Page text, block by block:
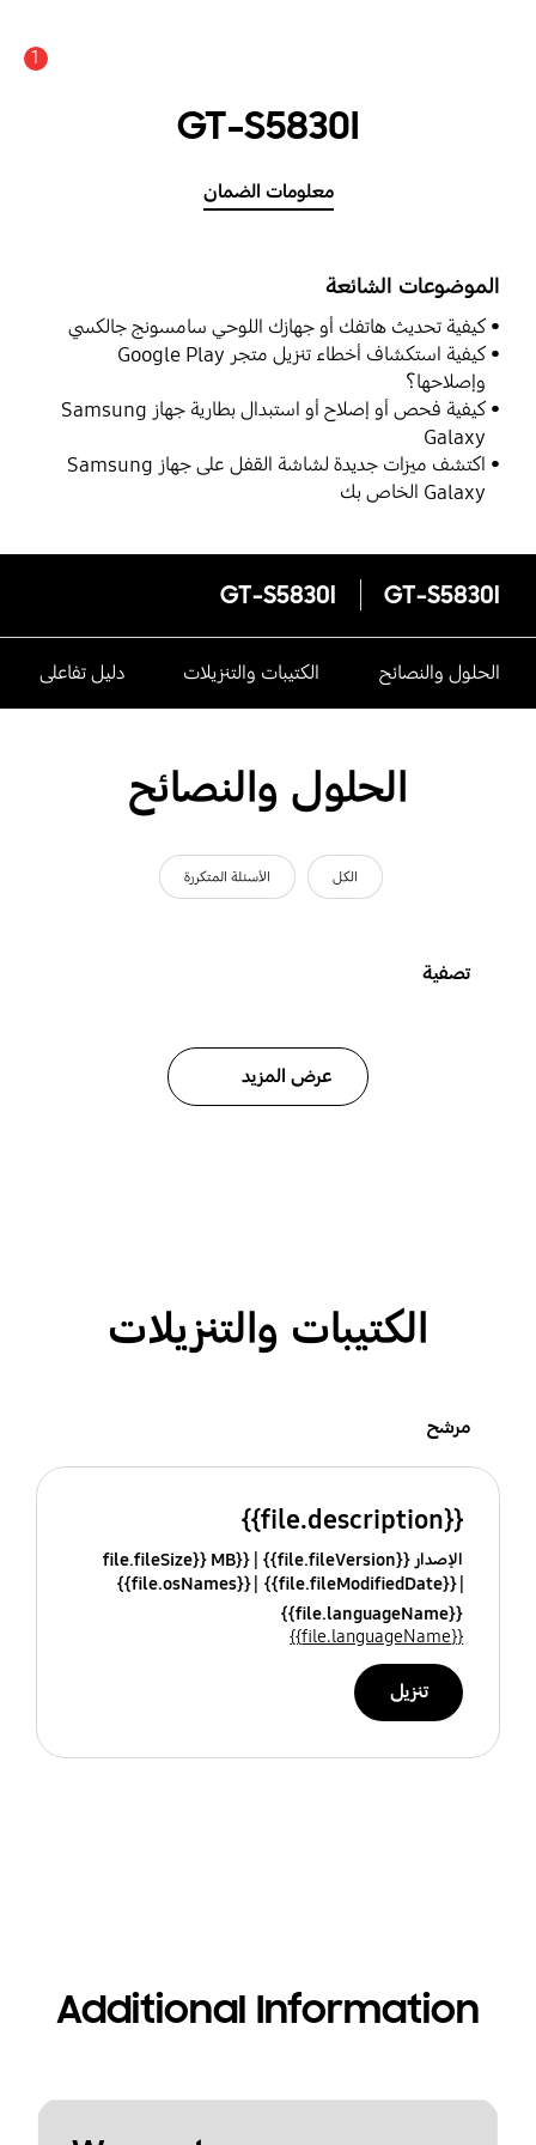
1
GT-S5830I
معلومات الضمان
الموضوعات الشائعة
كيفية تحديث هاتفك أو جهازك اللوحي سامسونج جالكسي
كيفية استكشاف أخطاء تنزيل متجر Google Play
وإصلاحها؟
كيفية فحص أو إصلاح أو استبدال بطارية جهاز Samsung
Galaxy
اكتشف ميزات جديدة لشاشة القفل على جهاز Samsung
Galaxy الخاص بك
GT-S5830I
GT-S5830I
الحلول والنصائح الكتيبات والتنزيلات دليل تفاعلى
الحلول والنصائح
الكل الأسئلة المتكررة
تصفية
عرض المزيد
الكتيبات والتنزيلات
مرشح
{{file.description}}
الإصدار {{file.fileVersion}}
{{file.fileSize}} MB
{{file.fileModifiedDate}}
{{file.osNames}}
{{file.languageName}}
{{file.languageName}}
تنزيل
Additional Information